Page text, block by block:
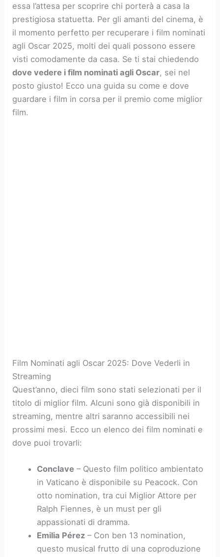
essa l’attesa per scoprire chi porterà a casa la
prestigiosa statuetta. Per gli amanti del cinema, è
il momento perfetto per recuperare i film nominati
agli Oscar 2025, molti dei quali possono essere
visti comodamente da casa. Se ti stai chiedendo
dove vedere i film nominati agli Oscar, sei nel
posto giusto! Ecco una guida su come e dove
guardare i film in corsa per il premio come miglior
film.
Film Nominati agli Oscar 2025: Dove Vederli in
Streaming
Quest’anno, dieci film sono stati selezionati per il
titolo di miglior film. Alcuni sono già disponibili in
streaming, mentre altri saranno accessibili nei
prossimi mesi. Ecco un elenco dei film nominati e
dove puoi trovarli:
Conclave – Questo film politico ambientato
in Vaticano è disponibile su Peacock. Con
otto nomination, tra cui Miglior Attore per
Ralph Fiennes, è un must per gli
appassionati di dramma.
Emilia Pérez– Con ben 13 nomination,
questo musical frutto di una coproduzione